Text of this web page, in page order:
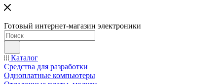
Готовый интернет-магазин электроники
Каталог
Средства для разработки
Одноплатные компьютеры